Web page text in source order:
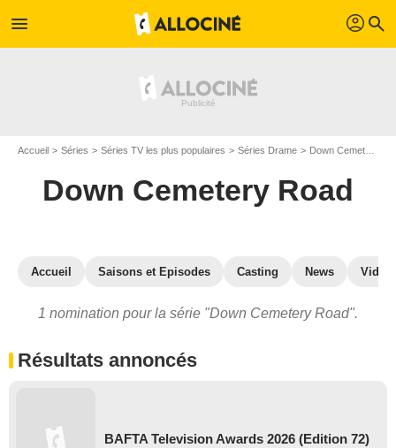
menu profil search
Accueil Séries Séries TV les plus populaires Séries Drame Down Cemetery Road
Down Cemetery Road
Accueil Saisons et Episodes Casting News
1 nomination pour la série "Down Cemetery Road".
Résultats annoncés
BAFTA Television Awards 2026 (Edition 72)